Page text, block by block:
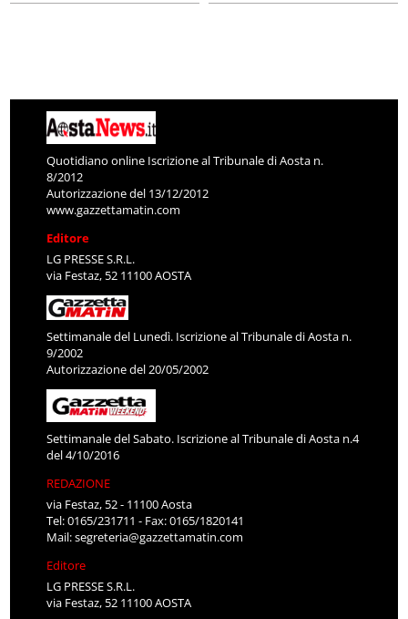
Quotidiano online Iscrizione al Tribunale di Aosta n.
8/2012
Autorizzazione del 13/12/2012
www.gazzettamatin.com
Editore
LG PRESSE S.R.L.
via Festaz, 52 11100 AOSTA
Settimanale del Lunedì. Iscrizione al Tribunale di Aosta n.
9/2002
Autorizzazione del 20/05/2002
Settimanale del Sabato. Iscrizione al Tribunale di Aosta n.4
del 4/10/2016
REDAZIONE
via Festaz, 52 - 11100 Aosta
Tel: 0165/231711 - Fax: 0165/1820141
Mail:segreteria@gazzettamatin.com
Editore
LG PRESSE S.R.L.
via Festaz, 52 11100 AOSTA